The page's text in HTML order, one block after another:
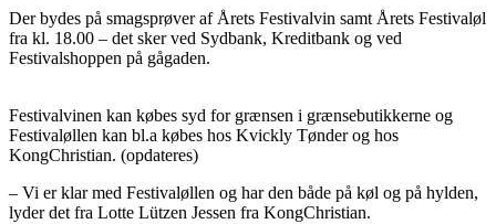
Der bydes på smagsprøver af Årets Festivalvin samt Årets Festivaløl
fra kl. 18.00 – det sker ved Sydbank, Kreditbank og ved
Festivalshoppen på gågaden.
Festivalvinen kan købes syd for grænsen i grænsebutikkerne og
Festivaløllen kan bl.a købes hos Kvickly Tønder og hos
KongChristian. (opdateres)
– Vi er klar med Festivaløllen og har den både på køl og på hylden,
lyder det fra Lotte Lützen Jessen fra KongChristian.